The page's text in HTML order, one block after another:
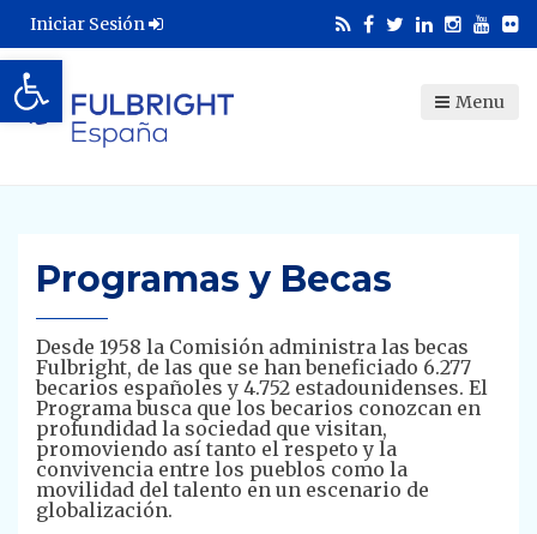
Abrir barra de herramientas
Iniciar Sesión
Menu
Programas y Becas
Desde 1958 la Comisión administra las becas
Fulbright, de las que se han beneficiado 6.277
becarios españoles y 4.752 estadounidenses. El
Programa busca que los becarios conozcan en
profundidad la sociedad que visitan,
promoviendo así tanto el respeto y la
convivencia entre los pueblos como la
movilidad del talento en un escenario de
globalización.